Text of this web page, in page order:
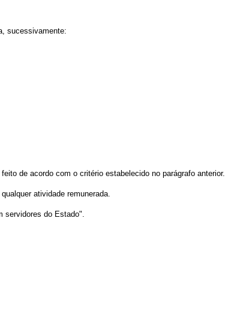
sucessivamente:
de acordo com o critério estabelecido no parágrafo anterior.
atividade remunerada.
servidores do Estado".